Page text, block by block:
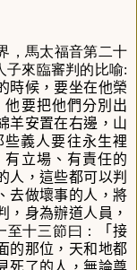
，馬太福音第二十
子來臨審判的比喻:
時候，要坐在他榮
要把他們分別出
羊安置在右邊，山
義人要往永生裡
有立場、有責任的
人，這些都可以判
去做壞事的人，將
，身為辦道人員，
十三節曰：
「接
的那位，天和地都
死了的人，無論尊